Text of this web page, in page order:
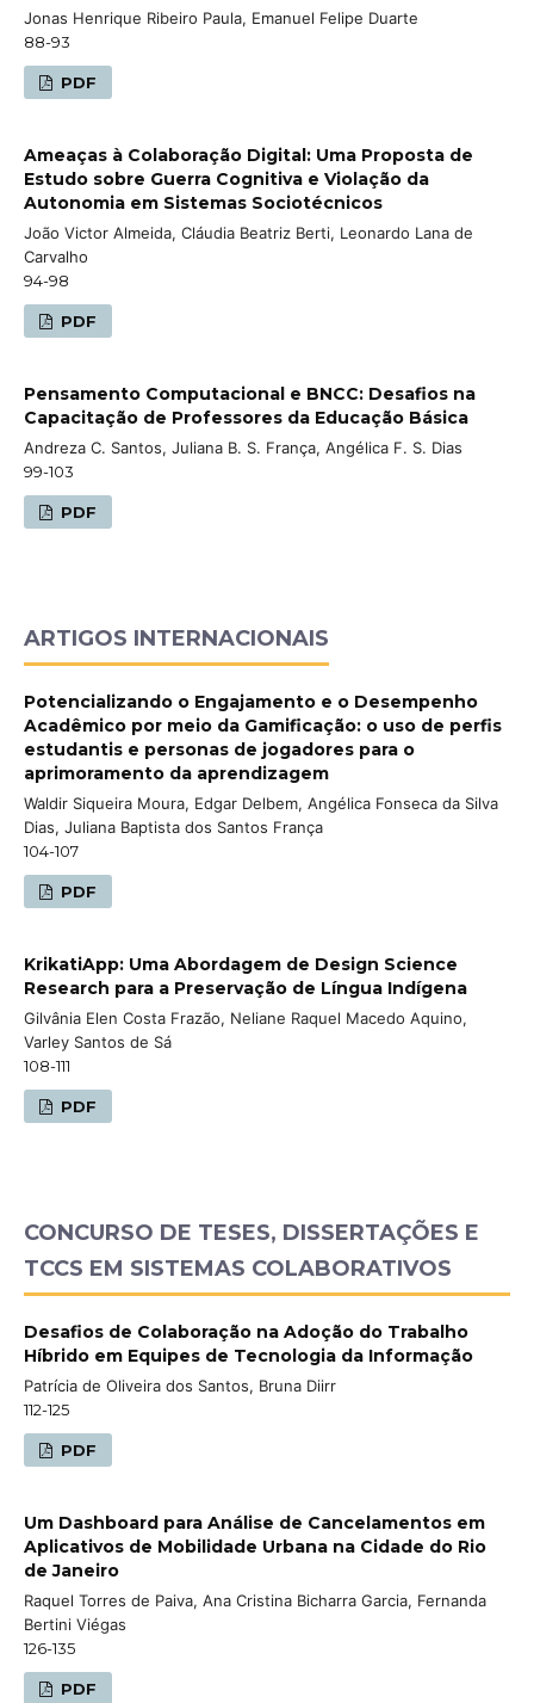
Jonas Henrique Ribeiro Paula, Emanuel Felipe Duarte
88-93
PDF
Ameaças à Colaboração Digital: Uma Proposta de
Estudo sobre Guerra Cognitiva e Violação da
Autonomia em Sistemas Sociotécnicos
João Victor Almeida, Cláudia Beatriz Berti, Leonardo Lana de
Carvalho
94-98
PDF
Pensamento Computacional e BNCC: Desafios na
Capacitação de Professores da Educação Básica
Andreza C. Santos, Juliana B. S. França, Angélica F. S. Dias
99-103
PDF
ARTIGOS INTERNACIONAIS
Potencializando o Engajamento e o Desempenho
Acadêmico por meio da Gamificação: o uso de perfis
estudantis e personas de jogadores para o
aprimoramento da aprendizagem
Waldir Siqueira Moura, Edgar Delbem, Angélica Fonseca da Silva
Dias, Juliana Baptista dos Santos França
104-107
PDF
KrikatiApp: Uma Abordagem de Design Science
Research para a Preservação de Língua Indígena
Gilvânia Elen Costa Frazão, Neliane Raquel Macedo Aquino,
Varley Santos de Sá
108-111
PDF
CONCURSO DE TESES, DISSERTAÇÕES E
TCCS EM SISTEMAS COLABORATIVOS
Desafios de Colaboração na Adoção do Trabalho
Híbrido em Equipes de Tecnologia da Informação
Patrícia de Oliveira dos Santos, Bruna Diirr
112-125
PDF
Um Dashboard para Análise de Cancelamentos em
Aplicativos de Mobilidade Urbana na Cidade do Rio
de Janeiro
Raquel Torres de Paiva, Ana Cristina Bicharra Garcia, Fernanda
Bertini Viégas
126-135
PDF